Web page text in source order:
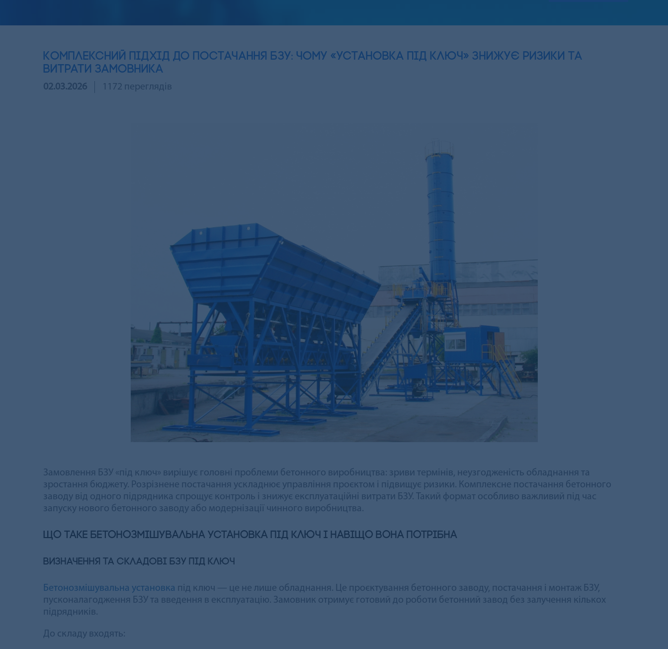
Комплексний підхід до постачання БЗУ: чому «установка під ключ» знижує ризики та
витрати замовника
02.03.2026 1172 переглядів
Замовлення БЗУ «під ключ» вирішує головні проблеми бетонного виробництва: зриви термінів, неузгодженість обладнання та
зростання бюджету. Розрізнене постачання ускладнює управління проєктом і підвищує ризики. Комплексне постачання бетонного
заводу від одного підрядника спрощує контроль і знижує експлуатаційні витрати БЗУ. Такий формат особливо важливий під час
запуску нового бетонного заводу або модернізації чинного виробництва.
Що таке бетонозмішувальна установка під ключ і навіщо вона потрібна
Визначення та складові БЗУ під ключ
Бетонозмішувальна установка під ключ — це не лише обладнання. Це проєктування бетонного заводу, постачання і монтаж БЗУ,
пусконалагодження БЗУ та введення в експлуатацію. Замовник отримує готовий до роботи бетонний завод без залучення кількох
підрядників.
До складу входять: